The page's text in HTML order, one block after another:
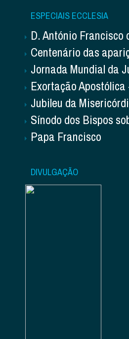
ESPECIAIS ECCLESIA
D. António Francisco
Centenário das
Jornada Mundial da
Exortação
Jubileu da
Sínodo dos Bispos
Papa Francisco
DIVULGAÇÃO